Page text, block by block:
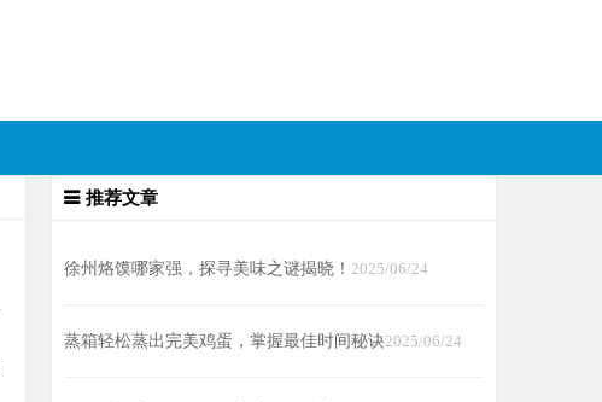
推荐文章
徐州烙馍哪家强，探寻美味之谜揭晓！ 2025/06/24
蒸箱轻松蒸出完美鸡蛋，掌握最佳时间秘诀2025/06/24